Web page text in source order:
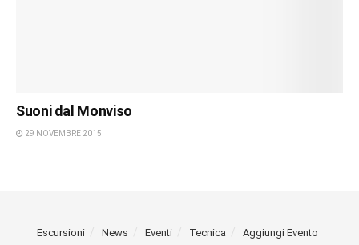
Suoni dal Monviso
29 NOVEMBRE 2015
Escursioni News Eventi Tecnica Aggiungi Evento